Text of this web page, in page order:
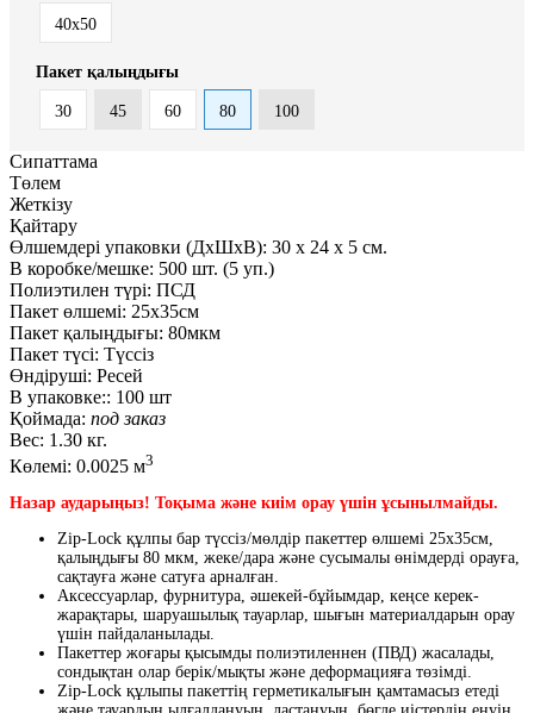
40x50
Пакет қалыңдығы
30 45 60 80 100
Сипаттама
Төлем
Жеткізу
Қайтару
Өлшемдері упаковки (ДxШxВ): 30 x 24 x 5 см.
В коробке/мешке: 500 шт. (5 уп.)
Полиэтилен түрі: ПСД
Пакет өлшемі: 25x35см
Пакет қалыңдығы: 80мкм
Пакет түсі: Түссіз
Өндіруші: Ресей
В упаковке:: 100 шт
Қоймада: под заказ
Вес: 1.30 кг.
Көлемі: 0.0025 м3
Назар аударыңыз! Тоқыма және киім орау үшін ұсынылмайды.
Zip-Lock құлпы бар түссіз/мөлдір пакеттер өлшемі 25х35см,
қалыңдығы 80 мкм, жеке/дара және сусымалы өнімдерді орауға,
сақтауға және сатуға арналған.
Аксессуарлар, фурнитура, әшекей-бұйымдар, кеңсе керек-
жарақтары, шаруашылық тауарлар, шығын материалдарын орау
үшін пайдаланылады.
Пакеттер жоғары қысымды полиэтиленнен (ПВД) жасалады,
сондықтан олар берік/мықты және деформацияға төзімді.
Zip-Lock құлыпы пакеттің герметикалығын қамтамасыз етеді